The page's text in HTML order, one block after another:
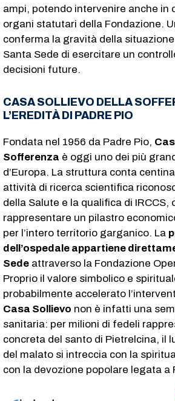
ampi, potendo intervenire anche in
organi statutari della Fondazione.
conferma la gravità della
Santa Sede di esercitare un
decisioni future.
CASA SOLLIEVO DELLA
L’EREDITÀ DI PADRE PIO
Fondata nel 1956 da Padre Pio,
Sofferenza è oggi uno dei più
d’Europa. La struttura conta
attività di ricerca scientifica
della Salute e la qualifica di IRCCS,
rappresentare un pilastro
per l’intero territorio garganico. La
dell’ospedale appartiene
Sede attraverso la Fondazione
Proprio il valore simbolico e
probabilmente accelerato
Casa Sollievo non è infatti una
sanitaria: per milioni di fedeli
concreta del santo di Pietrelcina, il
del malato si intreccia con la
con la devozione popolare legata a